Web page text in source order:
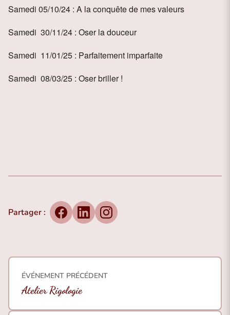
Samedi 05/10/24 : A la conquête de mes valeurs
Samedi 30/11/24 : Oser la douceur
Samedi 11/01/25 : Parfaitement imparfaite
Samedi 08/03/25 : Oser briller !
Partager :
FacebookLinkedInInstagram
ÉVÉNEMENT PRÉCÉDENT
Atelier Rigologie